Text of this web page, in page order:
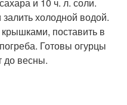
холодной водой.
поставить в
Готовы огурцы
до весны.